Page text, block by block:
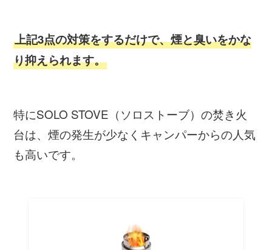
上記3点の対策をするだけで、煙と臭いをかな
り抑えられます。
特にSOLO STOVE（ソロストーブ）の焚き火
台は、煙の発生が少なくキャンパーからの人気
も高いです。